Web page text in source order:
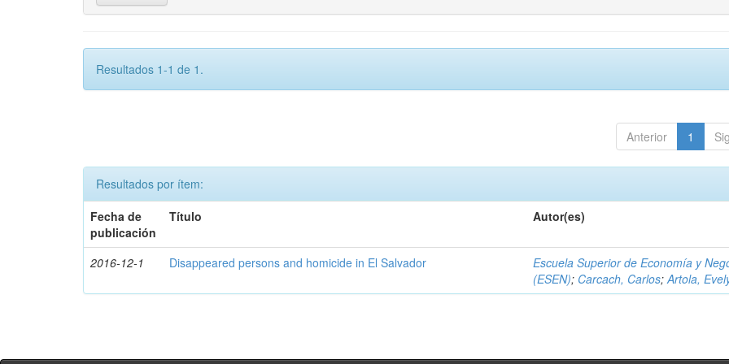
Resultados 1-1 de 1.
Anterior 1
Resultados por ítem:
Fecha de
publicación
Título Autor(es)
2016-12-1 Disappeared persons and homicide in El Salvador
Escuela Superior de Economía y
(ESEN); Carcach, Carlos;Artola,